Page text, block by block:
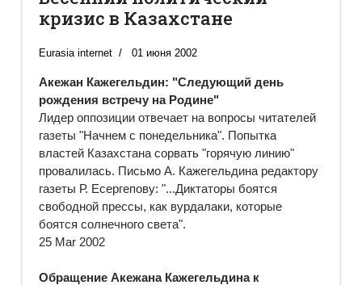
кризис в Казахстане
Eurasia internet 01 июня 2002
Акежан Кажегельдин: "Следующий день
рождения встречу на Родине"
Лидер оппозиции отвечает на вопросы читателей
газеты "Начнем с понедельника". Попытка
властей Казахстана сорвать "горячую линию"
провалилась. Письмо А. Кажегельдина редактору
газеты Р. Есергепову: "...Диктаторы боятся
свободной прессы, как вурдалаки, которые
боятся солнечного света".
25 Mar 2002
Обращение Акежана Кажегельдина к